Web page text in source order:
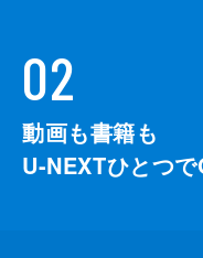
02
動画も書籍も
U-NEXTひとつで